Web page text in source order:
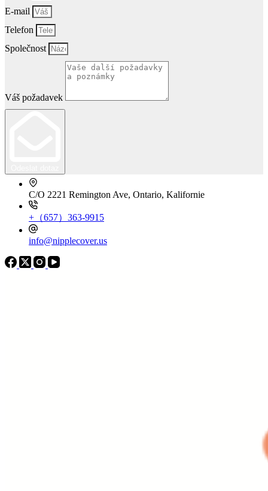
E-mail
Telefon
Společnost
Váš požadavek
C/O 2221 Remington Ave, Ontario, Kalifornie
+（657）363-9915
info@nipplecover.us